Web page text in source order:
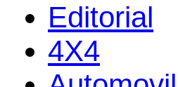
Editorial
4X4